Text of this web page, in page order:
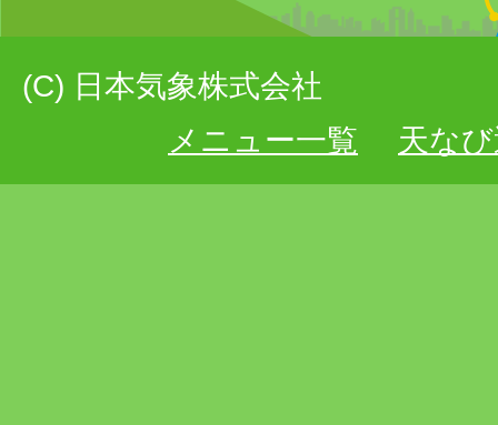
(C) 日本気象株式会社
メニュー一覧
天な